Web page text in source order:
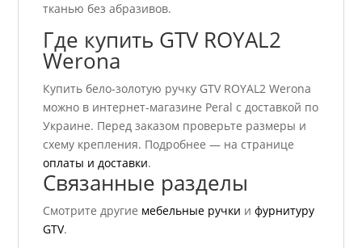
тканью без абразивов.
Где купить GTV ROYAL2
Werona
Купить бело-золотую ручку GTV ROYAL2 Werona
можно в интернет-магазине Peral с доставкой по
Украине. Перед заказом проверьте размеры и
схему крепления. Подробнее — на странице
оплаты и доставки.
Связанные разделы
Смотрите другие мебельные ручки ифурнитуру
GTV.